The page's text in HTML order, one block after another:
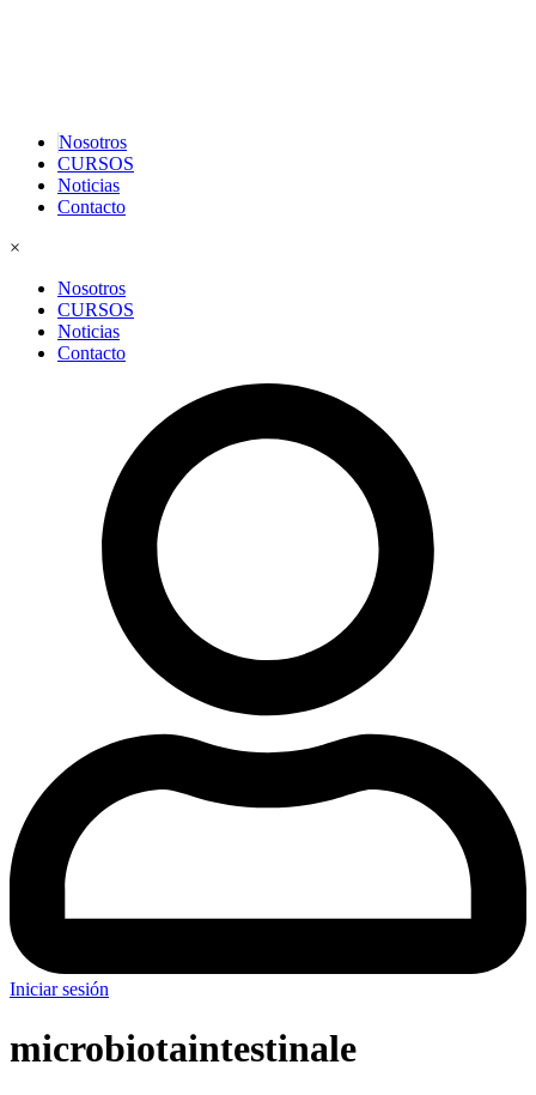
Nosotros
CURSOS
Noticias
Contacto
×
Nosotros
CURSOS
Noticias
Contacto
Iniciar sesión
microbiotaintestinale